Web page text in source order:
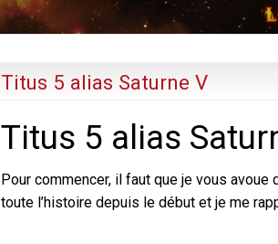
Titus 5 alias Saturne V
Titus 5 alias
Pour commencer, il faut que je vous avoue
toute l’histoire depuis le début et je me